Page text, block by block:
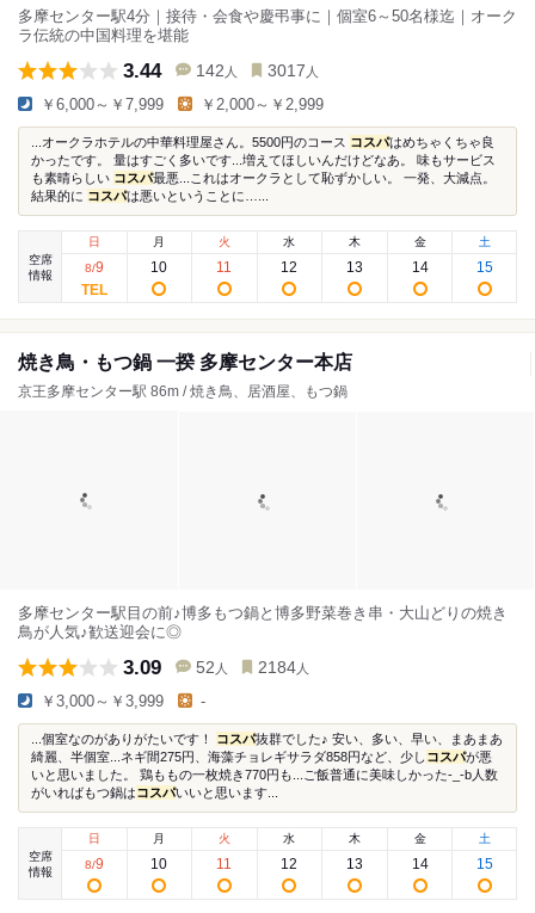
多摩センター駅4分｜接待・会食や慶弔事に｜個室6～50名様迄｜オーク
ラ伝統の中国料理を堪能
3.44 142 人 3017 人
￥6,000～￥7,999 ￥2,000～￥2,999
...オークラホテルの中華料理屋さん。5500円のコース コスパはめちゃくちゃ良
かったです。 量はすごく多いです...増えてほしいんだけどなあ。 味もサービス
も素晴らしい コスパ最悪...これはオークラとして恥ずかしい。 一発、大減点。
結果的に コスパは悪いということに…...
空席
情報
日
8/9
月
10
火
11
水
12
木
13
金
14
土
15
焼き鳥・もつ鍋 一揆 多摩センター本店
京王多摩センター駅 86m / 焼き鳥、居酒屋、もつ鍋
多摩センター駅目の前♪博多もつ鍋と博多野菜巻き串・大山どりの焼き
鳥が人気♪歓送迎会に◎
3.09 52 人 2184 人
￥3,000～￥3,999 -
...個室なのがありがたいです！ コスパ抜群でした♪ 安い、多い、早い、まあまあ
綺麗、半個室...ネギ間275円、海藻チョレギサラダ858円など、少し コスパが悪
いと思いました。 鶏ももの一枚焼き770円も...ご飯普通に美味しかった-_-b人数
がいればもつ鍋はコスパいいと思います...
空席
情報
日
8/9
月
10
火
11
水
12
木
13
金
14
土
15